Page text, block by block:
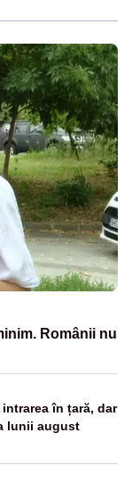
Românii nu
în țară, dar
lunii august